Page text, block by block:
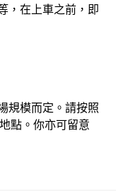
，在上車之前，即
規模而定。請按照
點。你亦可留意